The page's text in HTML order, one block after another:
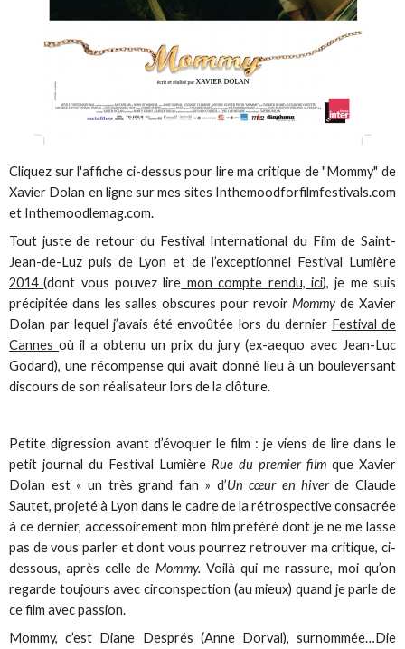
Cliquez sur l'affiche ci-dessus pour lire ma critique de "Mommy" de
Xavier Dolan en ligne sur mes sites Inthemoodforfilmfestivals.com
et Inthemoodlemag.com.
Tout juste de retour du Festival International du Film de Saint-
Jean-de-Luz puis de Lyon et de l’exceptionnel
Festival Lumière
2014(dont vous pouvez lire mon compte rendu, ici), je me suis
précipitée dans les salles obscures pour revoirMommy de Xavier
Dolan par lequel j’avais été envoûtée lors du dernier Festival de
Cannesoù il a obtenu un prix du jury (ex-aequo avec Jean-Luc
Godard), une récompense qui avait donné lieu à un bouleversant
discours de son réalisateur lors de la clôture.
Petite digression avant d’évoquer le film : je viens de lire dans le
petit journal du Festival Lumière Rue du premier filmque Xavier
Dolan est « un très grand fan » d’Un cœur en hiverde Claude
Sautet, projeté à Lyon dans le cadre de la rétrospective consacrée
à ce dernier, accessoirement mon film préféré dont je ne me lasse
pas de vous parler et dont vous pourrez retrouver ma critique, ci-
dessous, après celle deMommy. Voilà qui me rassure, moi qu’on
regarde toujours avec circonspection (au mieux) quand je parle de
ce film avec passion.
Mommy, c’est Diane Després (Anne Dorval), surnommée…Die